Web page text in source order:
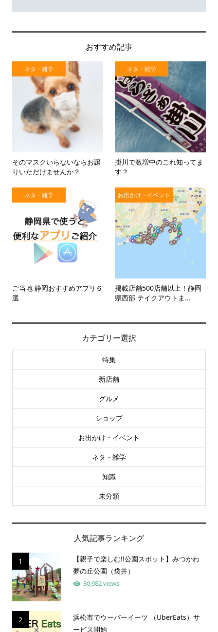
おすすめ記事
ネタ・雑学
そのマスクいらないならお譲
りいただけませんか？
ネタ・雑学
掛川で激増中のこれ知ってま
す？
ネタ・雑学
ご当地 静岡おすすめアプリ６
選
お出かけ・イベント
掲載店舗500店舗以上！静岡
県西部 テイクアウトま...
カテゴリー選択
特集
新店舗
グルメ
ショップ
お出かけ・イベント
ネタ・雑学
知識
未分類
人気記事ランキング
1
【親子で楽しむ!!公園スポット】みつかわ
夢の丘公園（袋井）
30,982 views
2
浜松市でウーバーイーツ （UberEats）サ
ービス開始